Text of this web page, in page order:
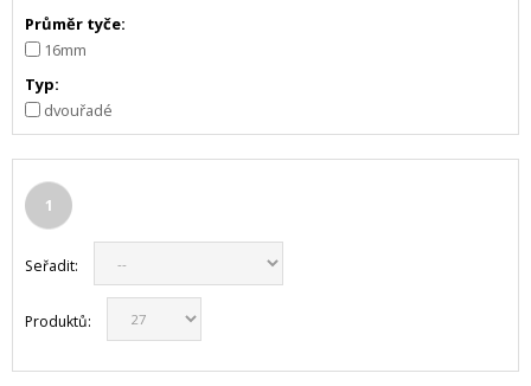
Průměr tyče:
16mm
Typ:
dvouřadé
1
Seřadit:
Produktů: